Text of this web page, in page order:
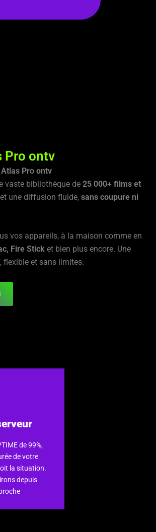
Pro ontv
Pro ontv
vaste bibliothèque de 25 000+ films et
une diffusion fluide, sans coupure ni
vos appareils, à la maison comme en
Fire Stick et bien plus encore. Une
flexible et sans limites.
de 99%,
de votre
la situation.
depuis
optimale.
coupure ni